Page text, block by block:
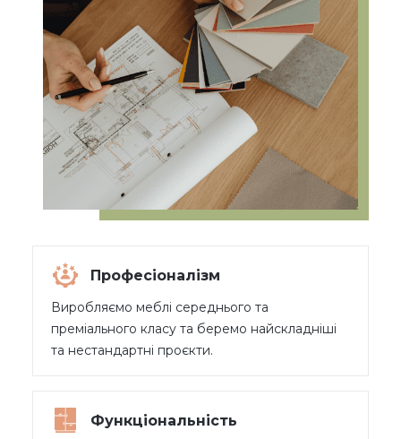
Професіоналізм
Виробляємо меблі середнього та
преміального класу та беремо найскладніші
та нестандартні проєкти.
Функціональність